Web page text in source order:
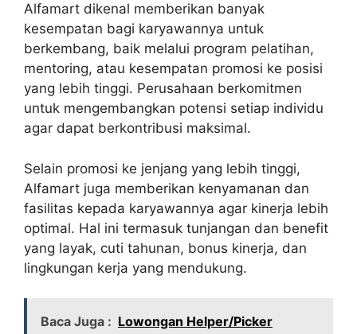
Alfamart dikenal memberikan banyak
kesempatan bagi karyawannya untuk
berkembang, baik melalui program pelatihan,
mentoring, atau kesempatan promosi ke posisi
yang lebih tinggi. Perusahaan berkomitmen
untuk mengembangkan potensi setiap individu
agar dapat berkontribusi maksimal.
Selain promosi ke jenjang yang lebih tinggi,
Alfamart juga memberikan kenyamanan dan
fasilitas kepada karyawannya agar kinerja lebih
optimal. Hal ini termasuk tunjangan dan benefit
yang layak, cuti tahunan, bonus kinerja, dan
lingkungan kerja yang mendukung.
Baca Juga : Lowongan Helper/Picker